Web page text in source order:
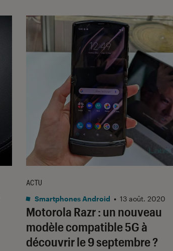
Motorola Razr : un nouveau
modèle compatible 5G à
découvrir le 9 septembre ?
ACTU
Smartphones Android • 13 août. 2020